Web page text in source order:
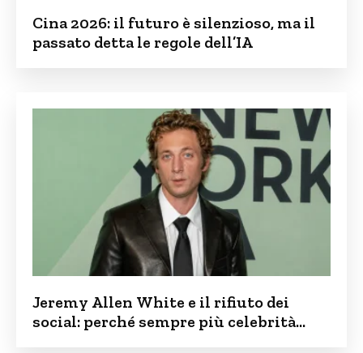
Cina 2026: il futuro è silenzioso, ma il
passato detta le regole dell’IA
Jeremy Allen White e il rifiuto dei
social: perché sempre più celebrità